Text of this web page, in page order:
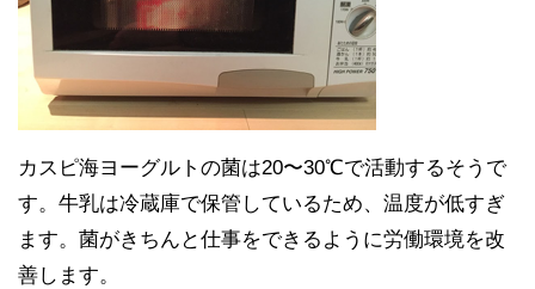
カスピ海ヨーグルトの菌は20〜30℃で活動するそうで
す。牛乳は冷蔵庫で保管しているため、温度が低すぎ
ます。菌がきちんと仕事をできるように労働環境を改
善します。